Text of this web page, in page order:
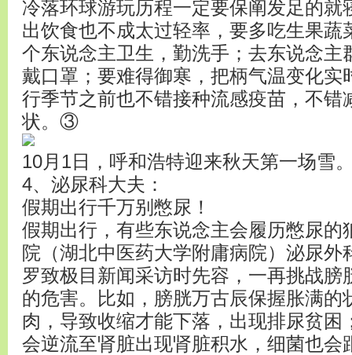
冷落环球游玩历程一定要保阐发足的就
出饮食也不成太过轻率，要多吃生果蔬
个东说念主卫生，勤洗手；去东说念主
戴口罩；要难得御寒，把柄气温变化实
行季节之前也不错接种流感疫苗，不错
状。③
10月1日，呼和浩特迎来秋天第一场雪
4、泌尿科大夫：
假期出行千万别憋尿！
假期出行，有些东说念主会履历憋尿的
院（湖北中医药大学附庸病院）泌尿外
罗致极目新闻采访时先容，一再挑战膀
的危害。比如，膀胱万古辰保握胀满的
肉，导致收缩才能下落，出现排尿贫困
会逆流至肾脏出现肾脏积水，细菌也会